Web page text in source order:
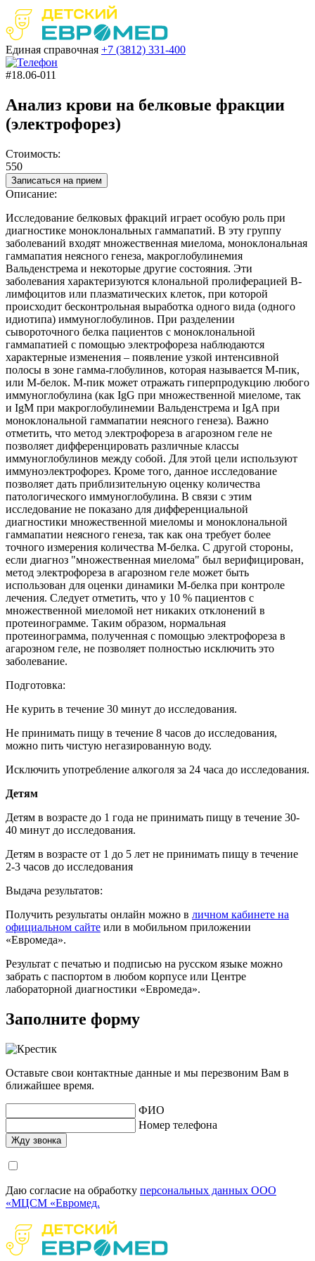
Единая справочная +7 (3812) 331-400
#18.06-011
Анализ крови на белковые фракции
(электрофорез)
Стоимость:
550
Записаться на прием
Описание:
Исследование белковых фракций играет особую роль при
диагностике моноклональных гаммапатий. В эту группу
заболеваний входят множественная миелома, моноклональная
гаммапатия неясного генеза, макроглобулинемия
Вальденстрема и некоторые другие состояния. Эти
заболевания характеризуются клональной пролиферацией В-
лимфоцитов или плазматических клеток, при которой
происходит бесконтрольная выработка одного вида (одного
идиотипа) иммуноглобулинов. При разделении
сывороточного белка пациентов с моноклональной
гаммапатией с помощью электрофореза наблюдаются
характерные изменения – появление узкой интенсивной
полосы в зоне гамма-глобулинов, которая называется М-пик,
или М-белок. М-пик может отражать гиперпродукцию любого
иммуноглобулина (как IgG при множественной миеломе, так
и IgM при макроглобулинемии Вальденстрема и IgA при
моноклональной гаммапатии неясного генеза). Важно
отметить, что метод электрофореза в агарозном геле не
позволяет дифференцировать различные классы
иммуноглобулинов между собой. Для этой цели используют
иммуноэлектрофорез. Кроме того, данное исследование
позволяет дать приблизительную оценку количества
патологического иммуноглобулина. В связи с этим
исследование не показано для дифференциальной
диагностики множественной миеломы и моноклональной
гаммапатии неясного генеза, так как она требует более
точного измерения количества М-белка. С другой стороны,
если диагноз "множественная миелома" был верифицирован,
метод электрофореза в агарозном геле может быть
использован для оценки динамики М-белка при контроле
лечения. Следует отметить, что у 10 % пациентов с
множественной миеломой нет никаких отклонений в
протеинограмме. Таким образом, нормальная
протеинограмма, полученная с помощью электрофореза в
агарозном геле, не позволяет полностью исключить это
заболевание.
Подготовка:
Не курить в течение 30 минут до исследования.
Не принимать пищу в течение 8 часов до исследования,
можно пить чистую негазированную воду.
Исключить употребление алкоголя за 24 часа до исследования.
Детям
Детям в возрасте до 1 года не принимать пищу в течение 30-
40 минут до исследования.
Детям в возрасте от 1 до 5 лет не принимать пищу в течение
2-3 часов до исследования
Выдача результатов:
Получить результаты онлайн можно в личном кабинете на
официальном сайте или в мобильном приложении
«Евромеда».
Результат с печатью и подписью на русском языке можно
забрать с паспортом в любом корпусе или Центре
лабораторной диагностики «Евромеда».
Заполните форму
Оставьте свои контактные данные и мы перезвоним Вам в
ближайшее время.
ФИО
Номер телефона
Даю согласие на обработку персональных данных ООО
«МЦСМ «Евромед.